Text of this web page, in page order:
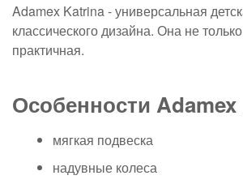
Adamex Katrina - универсальная
классического дизайна. Она не
практичная.
Особенности
мягкая подвеска
надувные колеса